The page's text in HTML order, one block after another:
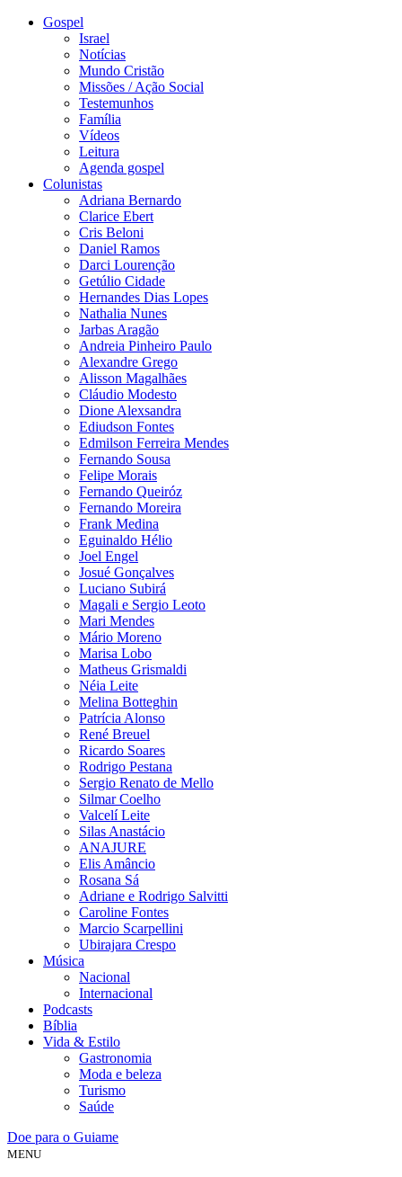
Gospel
Israel
Notícias
Mundo Cristão
Missões / Ação Social
Testemunhos
Família
Vídeos
Leitura
Agenda gospel
Colunistas
Adriana Bernardo
Clarice Ebert
Cris Beloni
Daniel Ramos
Darci Lourenção
Getúlio Cidade
Hernandes Dias Lopes
Nathalia Nunes
Jarbas Aragão
Andreia Pinheiro Paulo
Alexandre Grego
Alisson Magalhães
Cláudio Modesto
Dione Alexsandra
Ediudson Fontes
Edmilson Ferreira Mendes
Fernando Sousa
Felipe Morais
Fernando Queiróz
Fernando Moreira
Frank Medina
Eguinaldo Hélio
Joel Engel
Josué Gonçalves
Luciano Subirá
Magali e Sergio Leoto
Mari Mendes
Mário Moreno
Marisa Lobo
Matheus Grismaldi
Néia Leite
Melina Botteghin
Patrícia Alonso
René Breuel
Ricardo Soares
Rodrigo Pestana
Sergio Renato de Mello
Silmar Coelho
Valcelí Leite
Silas Anastácio
ANAJURE
Elis Amâncio
Rosana Sá
Adriane e Rodrigo Salvitti
Caroline Fontes
Marcio Scarpellini
Ubirajara Crespo
Música
Nacional
Internacional
Podcasts
Bíblia
Vida & Estilo
Gastronomia
Moda e beleza
Turismo
Saúde
Doe para o Guiame
MENU